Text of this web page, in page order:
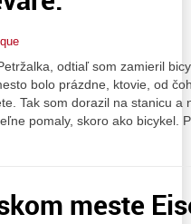
odtiaľ som zamieril
bolo prázdne, ktovie, od
Tak som dorazil na stanicu a
pomaly, skoro ako bicykel.
meste